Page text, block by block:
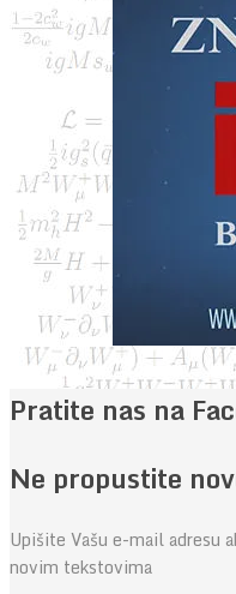
Pratite nas na
Ne propustite
Upišite Vašu e-mail adresu
novim tekstovima